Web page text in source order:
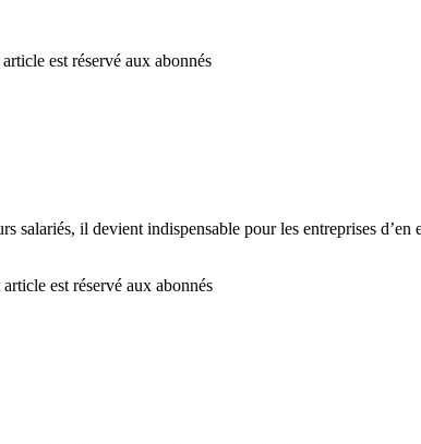
est réservé aux abonnés
il devient indispensable pour les entreprises d’en
article est réservé aux abonnés